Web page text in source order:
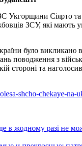
Укгорщини Сіярто
ЗСУ, які мають
було викликано
поводження з
стороні та
shcho-chekaye-
жодному разі не